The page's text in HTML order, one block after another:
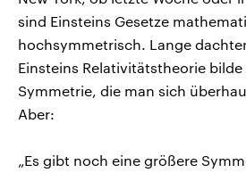
sind Einsteins Gesetze
hochsymmetrisch. Lange
Einsteins Relativitätstheorie
Symmetrie, die man sich
Aber:
„Es gibt noch eine größere